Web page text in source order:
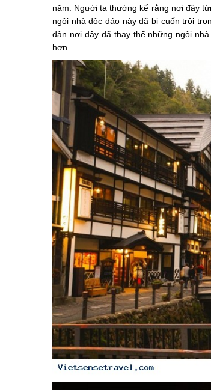
năm. Người ta thường kể rằng nơi đây
ngôi nhà độc đáo này đã bị cuốn trôi
dân nơi đây đã thay thế những ngôi
hơn.